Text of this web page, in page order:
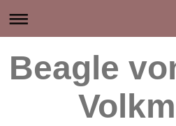
Beagle